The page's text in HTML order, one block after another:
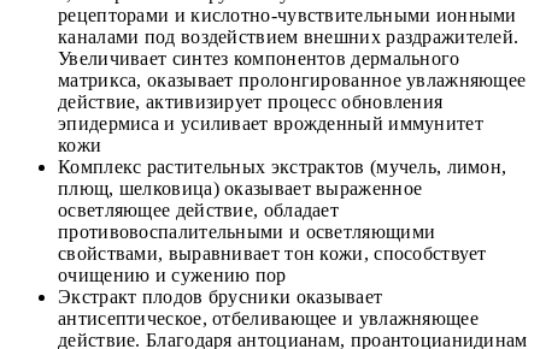
рецепторами и кислотно-чувствительными ионными
каналами под воздействием внешних раздражителей.
Увеличивает синтез компонентов дермального
матрикса, оказывает пролонгированное увлажняющее
действие, активизирует процесс обновления
эпидермиса и усиливает врожденный иммунитет
кожи
Комплекс растительных экстрактов (мучель, лимон,
плющ, шелковица) оказывает выраженное
осветляющее действие, обладает
противовоспалительными и осветляющими
свойствами, выравнивает тон кожи, способствует
очищению и сужению пор
Экстракт плодов брусники оказывает
антисептическое, отбеливающее и увлажняющее
действие. Благодаря антоцианам, проантоцианидинам